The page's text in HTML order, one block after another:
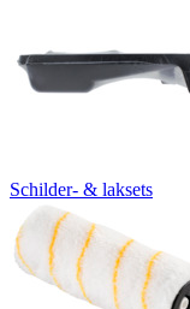
Schilder- & laksets